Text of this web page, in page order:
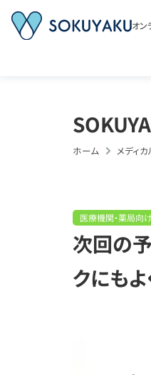
オン
ホーム メディ
医療機関・薬局向け
次回の
クにも